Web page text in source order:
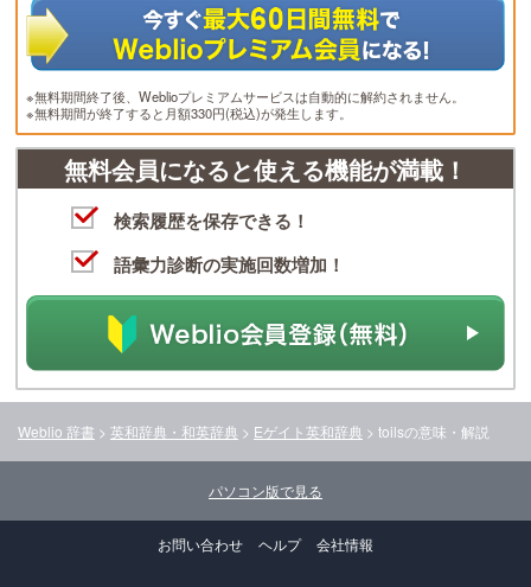
※無料期間終了後、Weblioプレミアムサービスは自動的に解約されません。
※無料期間が終了すると月額330円(税込)が発生します。
無料会員になると使える機能が満載！
検索履歴を保存できる！
語彙力診断の実施回数増加！
Weblio 辞書 > 英和辞典・和英辞典 > Eゲイト英和辞典 > toilsの意味・解説
パソコン版で見る
お問い合わせ ヘルプ 会社情報